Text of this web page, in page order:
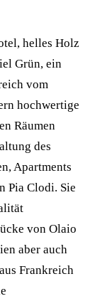
helles Holz
Grün, ein
vom
hochwertige
Räumen
des
Apartments
Pia Clodi. Sie
von Olaio
aber auch
Frankreich